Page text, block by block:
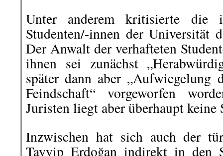
Unter anderem kritisierte die
Studenten/-innen der Universität
Der Anwalt der verhafteten
ihnen sei zunächst
später dann aber „Aufwiegelung
Feindschaft“ vorgeworfen
Juristen liegt aber überhaupt keine
Inzwischen hat sich auch der
Tayyip Erdoğan indirekt in den